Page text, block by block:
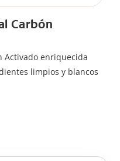
Carbón
Activado enriquecida
limpios y blancos